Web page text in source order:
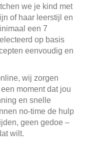
we je kind met
of haar leerstijl en
een 7
op basis
eenvoudig en
wij zorgen
moment dat jou
en snelle
no-time de hulp
geen gedoe –
wilt.